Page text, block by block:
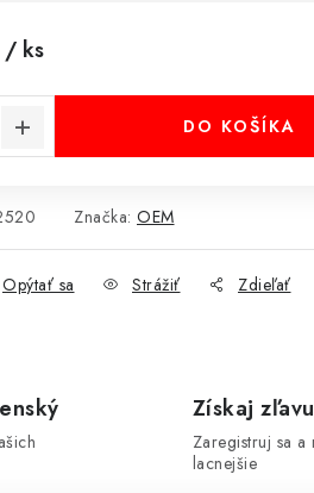
/ ks
DO KOŠÍKA
Značka: OEM
Opýtať sa Strážiť Zdieľať
Získaj
Zaregistruj sa a
lacnejšie